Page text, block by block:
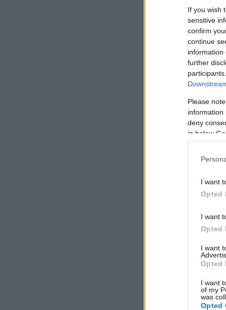
If you wish
sensitive
confirm
continue
information
further
Please
information
deny
in below
I want
Opted
I want
Opted
I want
Opted
I want
of my
was
Opted